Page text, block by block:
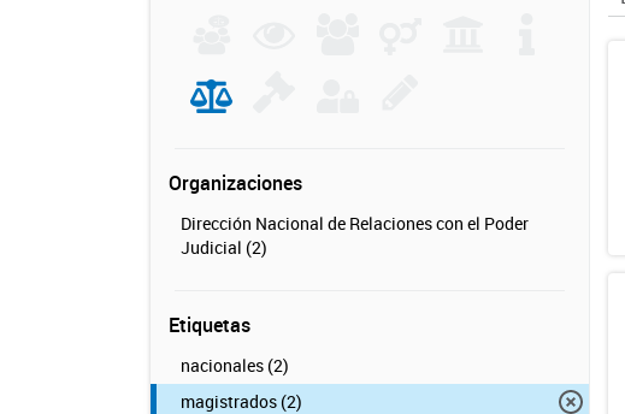
Organizaciones
Dirección Nacional de Relaciones con el Poder
Judicial (2)
Etiquetas
nacionales (2)
magistrados (2)